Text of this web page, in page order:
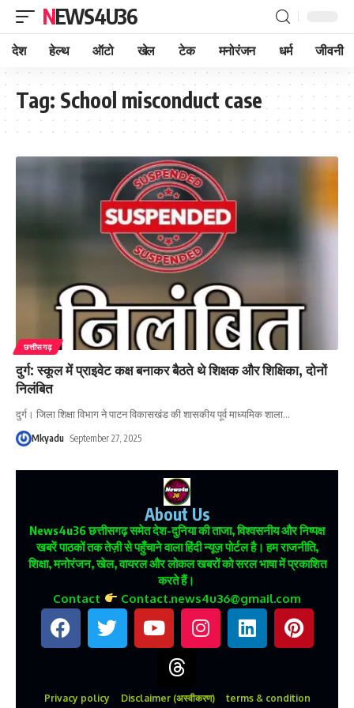
NEWS4U36
देश हेल्थ ऑटो खेल टेक मनोरंजन धर्म जीवनी
Tag: School misconduct case
छत्तीसगढ़
दुर्ग: स्कूल में प्राइवेट कक्ष बनाकर बैठते थे शिक्षक और शिक्षिका, दोनों
निलंबित
दुर्ग। जिला शिक्षा विभाग ने पाटन विकासखंड की शासकीय पूर्व माध्यमिक शाला…
Mkyadu September 27, 2025
About Us
News4u36छत्तीसगढ़ समेत देश-दुनिया की ताजा, विश्वसनीय और निष्पक्ष
खबरें पाठकों तक तेज़ी से पहुँचाने वाला हिंदी न्यूज़ पोर्टल है। हम राजनीति,
शिक्षा, मनोरंजन, खेल, वायरल और लोकल खबरों को सरल भाषा में प्रकाशित
करते हैं।
Contact Contact.news4u36@gmail.com
Privacy policy Disclaimer (अस्वीकरण) terms & condition